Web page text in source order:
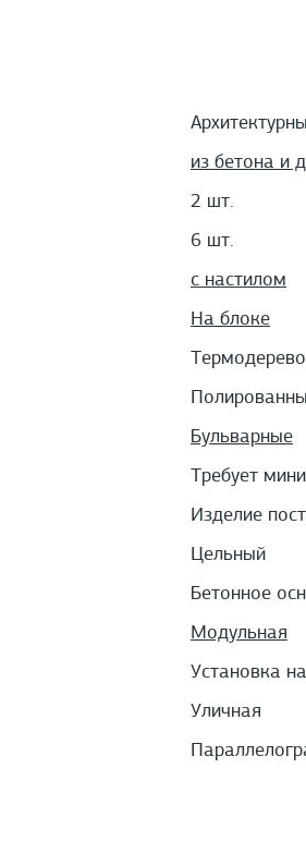
из бетона и
2 шт.
6 шт.
с настилом
На блоке
Термодерево
Бульварные
Требует
Изделие
Цельный
Бетонное
Модульная
Установка
Уличная